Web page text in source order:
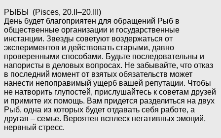
РЫБЫ (Pisces, 20.II–20.III)
День будет благоприятен для обращений Рыб в
общественные организации и государственные
инстанции. Звезды советуют воздержаться от
экспериментов и действовать старыми, давно
проверенными способами. Будьте последовательны и
напористы в деловых вопросах. Не забывайте, что отказ
в последний момент от взятых обязательств может
нанести непоправимый ущерб вашей репутации. Чтобы
не натворить глупостей, прислушайтесь к советам друзей
и примите их помощь. Вам придется разделиться на двух
Рыб, одна из которых будет отдавать себя работе, а
другая – семье. Вероятен всплеск негативных эмоций,
нервный стресс.